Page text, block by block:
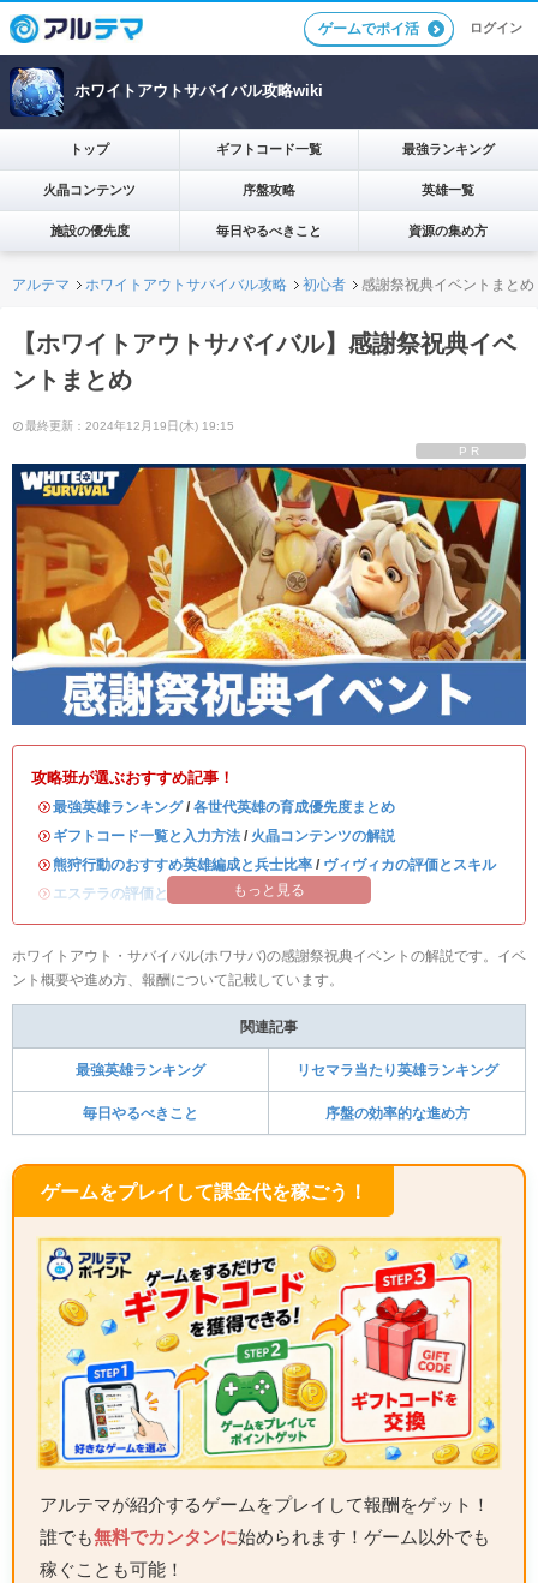
ゲームでポイ活 ログイン
ホワイトアウトサバイバル攻略wiki
トップ ギフトコード一覧 最強ランキング
火晶コンテンツ 序盤攻略 英雄一覧
施設の優先度 毎日やるべきこと 資源の集め方
アルテマ ホワイトアウトサバイバル攻略 初心者 感謝祭祝典イベントまとめ
【ホワイトアウトサバイバル】感謝祭祝典イベ
ントまとめ
最終更新：2024年12月19日(木) 19:15
PR
攻略班が選ぶおすすめ記事！
・最強英雄ランキング/ 各世代英雄の育成優先度まとめ
・ ギフトコード一覧と入力方法 / 火晶コンテンツの解説
・熊狩行動のおすすめ英雄編成と兵士比率 / ヴィヴィカの評価とスキル
・ エステラの評価とスキル ハンクの評価とスキル
もっと見る
ホワイトアウト・サバイバル(ホワサバ)の感謝祭祝典イベントの解説です。イベ
ント概要や進め方、報酬について記載しています。
関連記事
最強英雄ランキング リセマラ当たり英雄ランキング
毎日やるべきこと 序盤の効率的な進め方
ゲームをプレイして課金代を稼ごう！
アルテマが紹介するゲームをプレイして報酬をゲット！
誰でも無料でカンタンに始められます！ゲーム以外でも
稼ぐことも可能！